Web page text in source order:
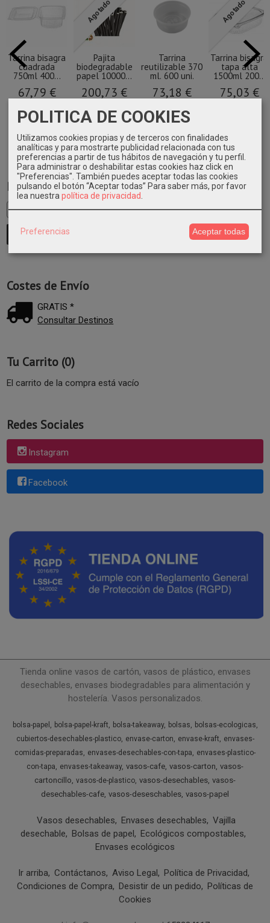
Marcas
Costes de Envío
GRATIS *
Consultar Destinos
Tu Carrito (0)
El carrito de la compra está vacío
Redes Sociales
Instagram
Facebook
Tarrina bisagra
cuadrada
750ml 400...
67,79 €
Agotado
Pajita
biodegradable
papel 10000...
200,73 €
Tarrina
reutilizable 370
ml. 600 uni.
73,18 €
Agotado
Tarrina bisagra
tapa alta
1500ml 200...
75,03 €
Tienda online vasos de cartón, vasos de plástico, envases
desechables, envases biodegradables para alimentación y
hostelería. Vasos personalizados.
bolsa-papel bolsa-papel-kraft bolsa-takeaway bolsas
bolsas-ecologicas
cubiertos-desechables-plastico
envase-carton envase-kraft
envases-
comidas-preparadas
envases-desechables-con-tapa
envases-plastico-
con-tapa
envases-takeaway vasos-cafe vasos-carton vasos-
cartoncillo vasos-de-plastico vasos-desechables vasos-
desechables-cafe vasos-deseschables vasos-papel
Vasos desechables Envases desechables
Vajilla
desechable
Bolsas de papel
Ecológicos compostables
Envases ecológicos
Ir arriba Contáctanos Aviso Legal
Política de Privacidad
Condiciones de Compra
Desistir de un pedido
Políticas de
Cookies
POLITICA DE COOKIES
Utilizamos cookies propias y de terceros con finalidades
analíticas y para mostrarte publicidad relacionada con tus
preferencias a partir de tus hábitos de navegación y tu perfil.
Para administrar o deshabilitar estas cookies haz click en
"Preferencias". También puedes aceptar todas las cookies
pulsando el botón “Aceptar todas” Para saber más, por favor
lea nuestra política de privacidad
Preferencias Aceptar todas